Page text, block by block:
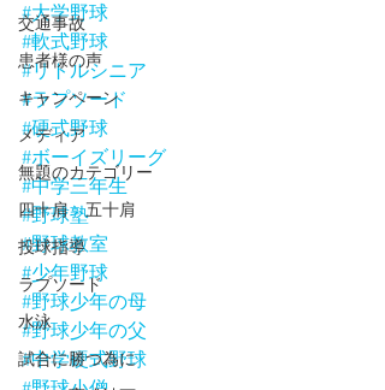
交通事故
患者様の声
キャンペーン
メディア
無題のカテゴリー
四十肩 五十肩
投球指導
ラプソード
水泳
試合に勝つ為に
#大学野球
#軟式野球
#リトルシニア
#ラプソード
#硬式野球
#ボーイズリーグ
#中学三年生
#野球塾
#野球教室
#少年野球
#野球少年の母
#野球少年の父
#中学硬式野球